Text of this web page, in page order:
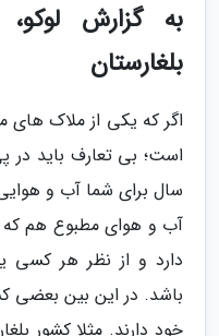
به گزارش
بلغارستان
اگر که یکی از ملاک های
است؛ بی تعارف باید در
سال برای شما آب و هوایی
آب و هوای مطبوع هم
دارد و از نظر هر
باشد. در این بین بعضی